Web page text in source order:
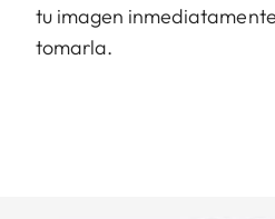
tu imagen
tomarla.